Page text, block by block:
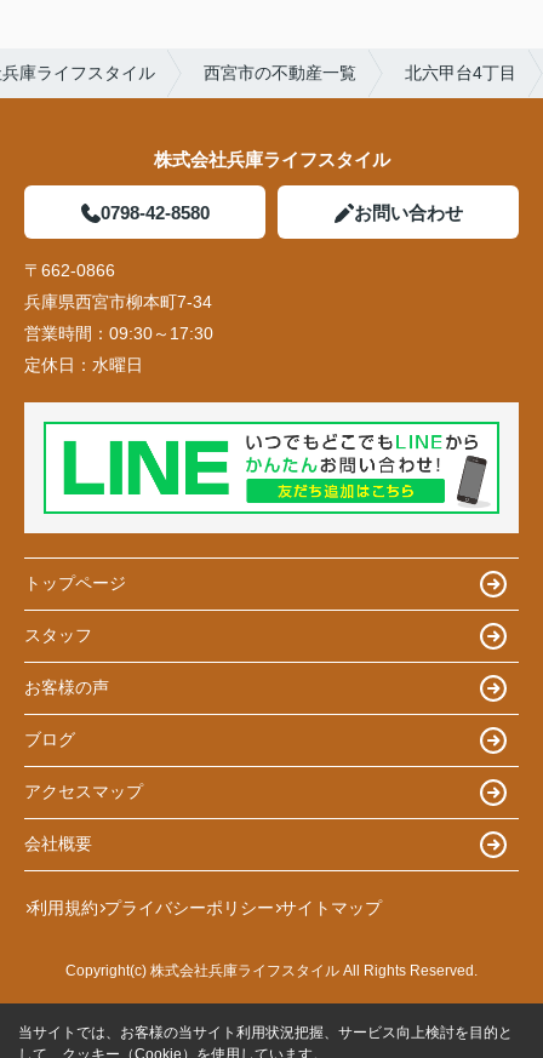
庫ライフスタイル 西宮市の不動産一覧 北六甲台4丁目
株式会社兵庫ライフスタイル
0798-42-8580 お問い合わせ
〒662-0866
兵庫県西宮市柳本町7-34
営業時間： 09:30～17:30
定休日： 水曜日
トップページ
スタッフ
お客様の声
ブログ
アクセスマップ
会社概要
利用規約 プライバシーポリシー サイトマップ
Copyright(c) 株式会社兵庫ライフスタイル All Rights Reserved.
当サイトでは、お客様の当サイト利用状況把握、サービス向上検討を目的と
して、クッキー（Cookie）を使用しています。